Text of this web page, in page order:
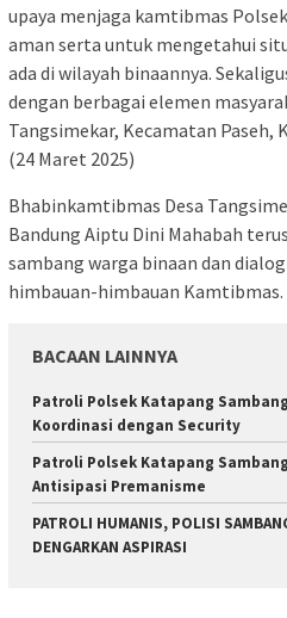
upaya menjaga kamtibmas
aman serta untuk mengetahui
ada di wilayah binaannya.
dengan berbagai elemen
Tangsimekar, Kecamatan Paseh,
(24 Maret 2025)
Bhabinkamtibmas Desa
Bandung Aiptu Dini Mahabah
sambang warga binaan dan
himbauan-himbauan Kamtibmas.
BACAAN LAINNYA
‎Patroli Polsek Katapang
Koordinasi dengan Security
‎Patroli Polsek Katapang
Antisipasi Premanisme
‎PATROLI HUMANIS, POLISI
DENGARKAN ASPIRASI